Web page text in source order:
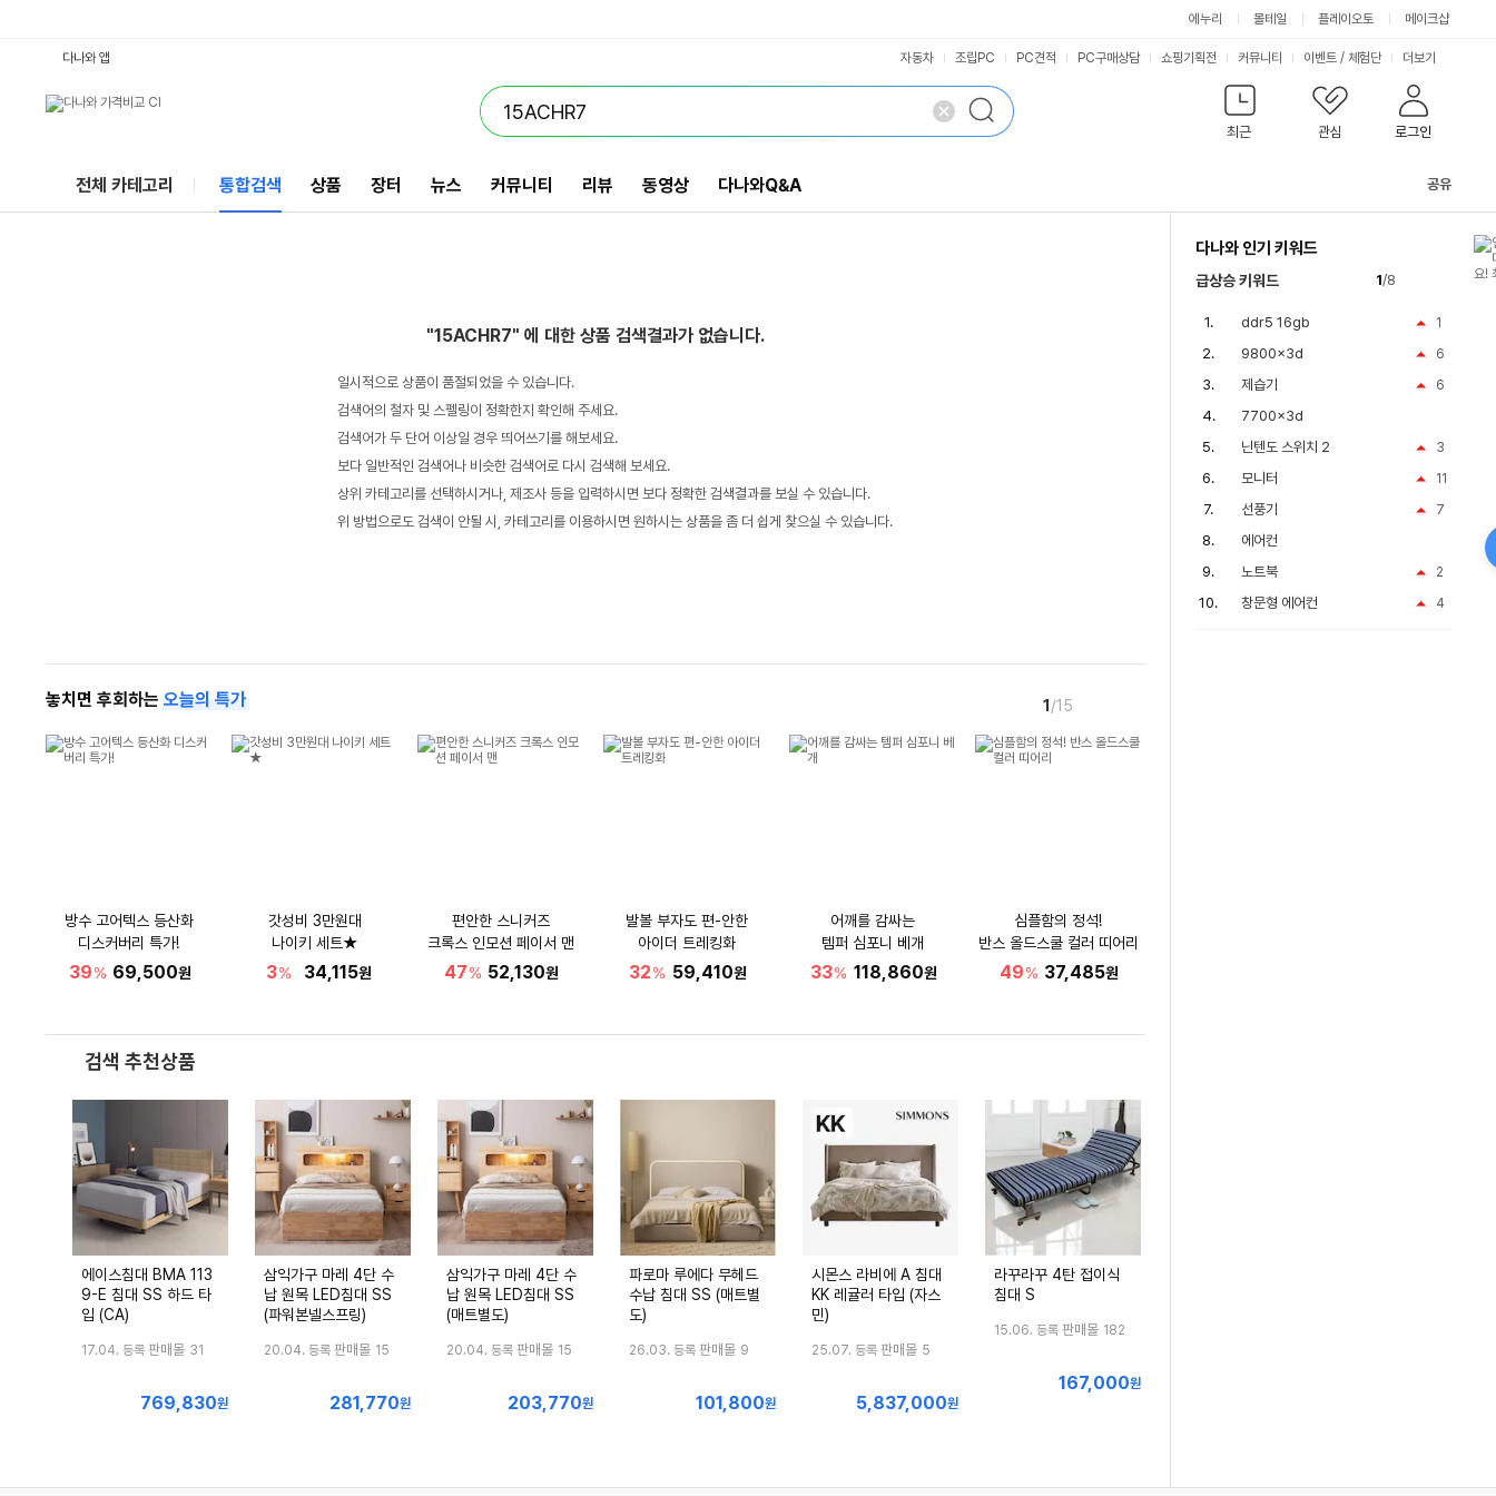
에누리 몰테일 플레이오토 메이크샵
최근 관심 로그인
다나와 앱 자동차 조립PC PC견적 PC구매상담 쇼핑기획전 커뮤니티 이벤트 / 체험단 더보기
전체 카테고리 통합검색 상품 장터 뉴스 커뮤니티 리뷰 동영상 다나와Q&A 공유
"15ACHR7" 에 대한 상품 검색결과가 없습니다.
일시적으로 상품이 품절되었을 수 있습니다.
검색어의 철자 및 스펠링이 정확한지 확인해 주세요.
검색어가 두 단어 이상일 경우 띄어쓰기를 해보세요.
보다 일반적인 검색어나 비슷한 검색어로 다시 검색해 보세요.
상위 카테고리를 선택하시거나, 제조사 등을 입력하시면 보다 정확한 검색결과를 보실 수 있습니다.
위 방법으로도 검색이 안될 시, 카테고리를 이용하시면 원하시는 상품을 좀 더 쉽게 찾으실 수 있습니다.
놓치면 후회하는 오늘의 특가 1 /15
방수 고어텍스 등산화
디스커버리 특가!
39% 69,500원
갓성비 3만원대
나이키 세트★
3% 34,115원
편안한 스니커즈
크록스 인모션 페이서 맨
47% 52,130원
발볼 부자도 편-안한
아이더 트레킹화
32% 59,410원
어깨를 감싸는
템퍼 심포니 베개
33% 118,860원
심플함의 정석!
반스 올드스쿨 컬러 띠어리
49% 37,485원
검색 추천상품
에이스침대 BMA 113
9-E 침대 SS 하드 타
입 (CA)
17.04. 등록 판매몰 31
최
769,830원
삼익가구 마레 4단 수
납 원목 LED침대 SS
(파워본넬스프링)
20.04. 등록 판매몰 15
최
281,770원
삼익가구 마레 4단 수
납 원목 LED침대 SS
(매트별도)
20.04. 등록 판매몰 15
최
203,770원
파로마 루에다 무헤드
수납 침대 SS (매트별
도)
26.03. 등록 판매몰 9
최
101,800원
시몬스 라비에 A 침대
KK 레귤러 타입 (자스
민)
25.07. 등록 판매몰 5
최
5,837,000원
라꾸라꾸 4탄 접이식
침대 S
15.06. 등록 판매몰 182
최
167,000원
다나와 인기 키워드
급상승 키워드 1/8
1
ddr5 16gb
6
9800x3d
6
제습기
7700x3d
3
닌텐도 스위치 2
11
모니터
7
선풍기
에어컨
2
노트북
4
창문형 에어컨